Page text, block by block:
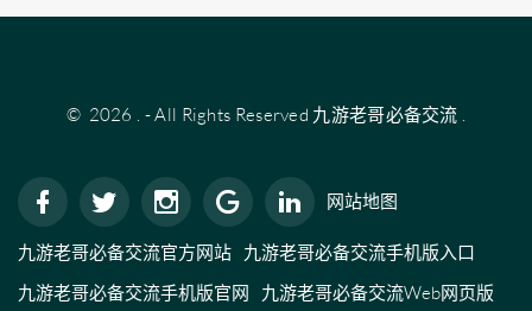
© 2026 . - All Rights Reserved 九游老哥必备交流 .
网站地图
九游老哥必备交流官方网站 九游老哥必备交流手机版入口
九游老哥必备交流手机版官网
九游老哥必备交流Web网页版